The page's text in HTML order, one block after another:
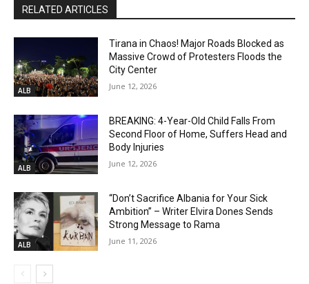
RELATED ARTICLES
ALB
Tirana in Chaos! Major Roads Blocked as
Massive Crowd of Protesters Floods the
City Center
June 12, 2026
ALB
BREAKING: 4-Year-Old Child Falls From
Second Floor of Home, Suffers Head and
Body Injuries
June 12, 2026
ALB
“Don’t Sacrifice Albania for Your Sick
Ambition” – Writer Elvira Dones Sends
Strong Message to Rama
June 11, 2026